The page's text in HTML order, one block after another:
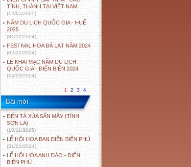
TỈNH, THÀNH TẠI VIỆT NAM
(12/05/2025)
NĂM DU LỊCH QUỐC GIA - HUẾ
2025
(31/12/2024)
FESTIVAL HOA ĐÀ LẠT NĂM 2024
(02/12/2024)
LỄ KHAI MẠC NĂM DU LỊCH
QUỐC GIA - ĐIỆN BIÊN 2024
(14/03/2024)
1 2 3 4
Bài mới
ĐẾN TÀ XÙA SĂN MÂY (TỈNH
SƠN LA)
(10/11/2025)
LỄ HỘI HOA BAN ĐIỆN BIÊN PHỦ
(31/01/2024)
LỄ HỘI HOA ANH ĐÀO - ĐIỆN
BIÊN PHỦ